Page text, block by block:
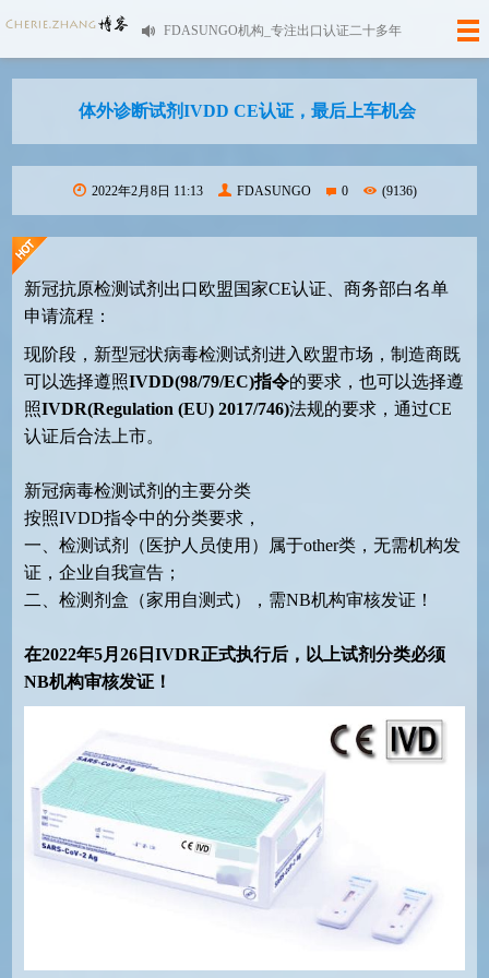
FDASUNGO机构_专注出口认证二十多年
体外诊断试剂IVDD CE认证，最后上车机会
2022年2月8日 11:13 FDASUNGO 0 (9136)
新冠抗原检测试剂出口欧盟国家CE认证、商务部白名单
申请流程：
现阶段，新型冠状病毒检测试剂进入欧盟市场，制造商既
可以选择遵照IVDD(98/79/EC)指令的要求，也可以选择遵
照IVDR(Regulation (EU) 2017/746)法规的要求，通过CE
认证后合法上市。
新冠病毒检测试剂的主要分类
按照IVDD指令中的分类要求，
一、检测试剂（医护人员使用）属于other类，无需机构发
证，企业自我宣告；
二、检测剂盒（家用自测式），需NB机构审核发证！
在2022年5月26日IVDR正式执行后，以上试剂分类必须
NB机构审核发证！